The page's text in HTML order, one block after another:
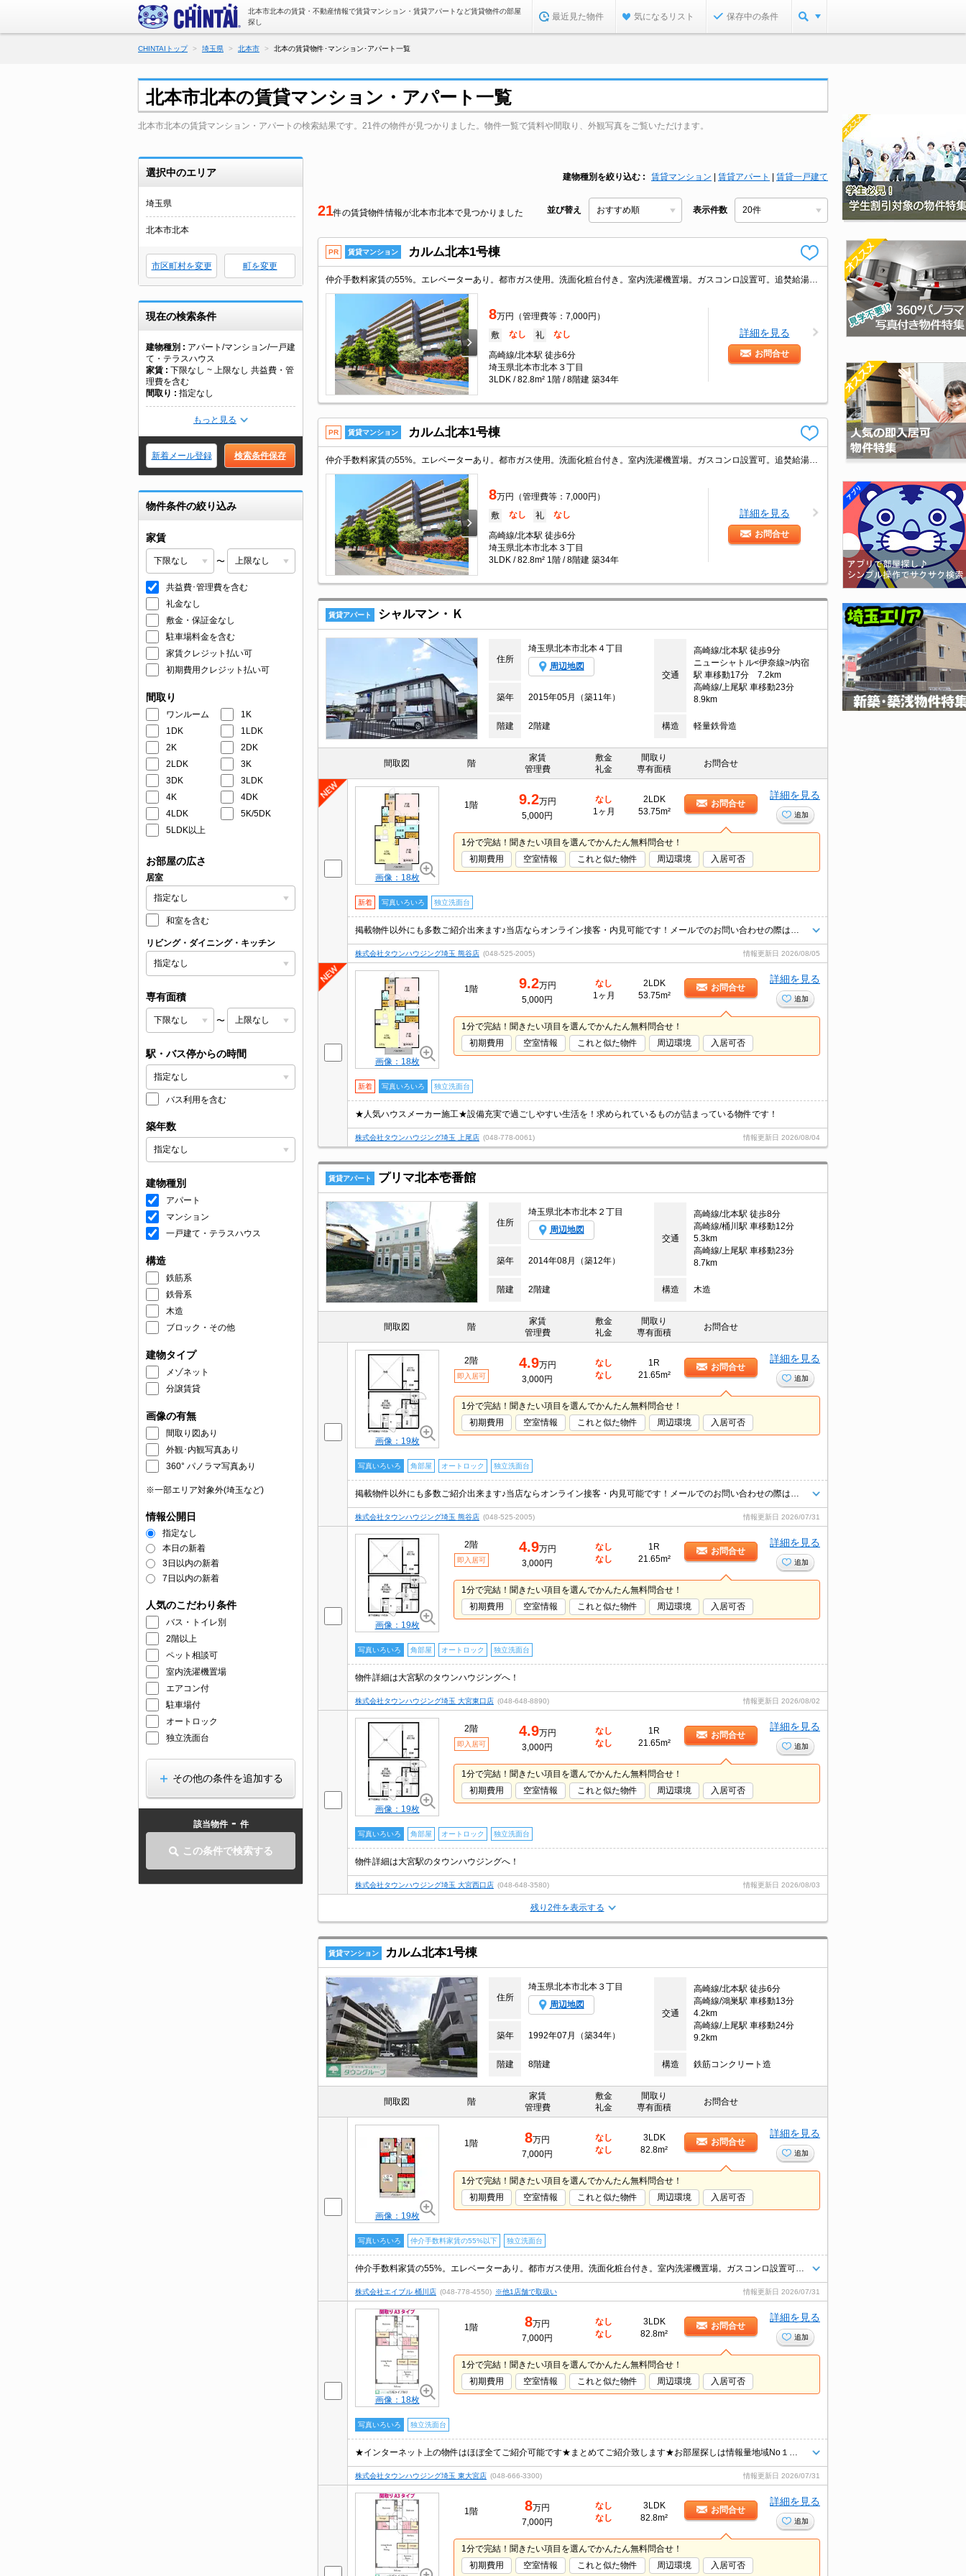
北本市北本の賃貸・不動産情報で賃貸マンション・賃貸アパートなど賃貸物件の部屋
探し
最近見た物件 気になるリスト 保存中の条件
CHINTAIトップ 埼玉県 北本市 北本の賃貸物件･マンション･アパート一覧
北本市北本の賃貸マンション・アパート一覧
北本市北本の賃貸マンション・アパートの検索結果です。21件の物件が見つかりました。物件一覧で賃料や間取り、外観写真をご覧いただけます。
選択中のエリア
埼玉県
北本市北本
市区町村を変更 町を変更
現在の検索条件
建物種別
アパート/マンション/一戸建
て・テラスハウス
家賃
下限なし ~ 上限なし 共益費・管
理費を含む
間取り
指定なし
もっと見る
新着メール登録 検索条件保存
物件条件の絞り込み
家賃
〜
共益費･管理費を含む
礼金なし
敷金・保証金なし
駐車場料金を含む
家賃クレジット払い可
初期費用クレジット払い可
間取り
ワンルーム
1K
1DK
1LDK
2K
2DK
2LDK
3K
3DK
3LDK
4K
4DK
4LDK
5K/5DK
5LDK以上
お部屋の広さ
居室
和室を含む
リビング・ダイニング・キッチン
専有面積
〜
駅・バス停からの時間
バス利用を含む
築年数
建物種別
アパート
マンション
一戸建て・テラスハウス
構造
鉄筋系
鉄骨系
木造
ブロック・その他
建物タイプ
メゾネット
分譲賃貸
画像の有無
間取り図あり
外観･内観写真あり
360° パノラマ写真あり
※一部エリア対象外(埼玉など)
情報公開日
指定なし
本日の新着
3日以内の新着
7日以内の新着
人気のこだわり条件
バス・トイレ別
2階以上
ペット相談可
室内洗濯機置場
エアコン付
駐車場付
オートロック
独立洗面台
その他の条件を追加する
該当物件 - 件
この条件で検索する
建物種別を絞り込む 賃貸マンション 賃貸アパート 賃貸一戸建て
21件の賃貸物件情報が北本市北本で見つかりました 並び替え 表示件数
PR 賃貸マンション カルム北本1号棟
8万円（管理費等：7,000円）
敷 なし 礼 なし
高崎線/北本駅 徒歩6分
埼玉県北本市北本３丁目
3LDK / 82.8m² 1階 / 8階建 築34年
詳細を見る
お問合せ
PR 賃貸マンション カルム北本1号棟
8万円（管理費等：7,000円）
敷 なし 礼 なし
高崎線/北本駅 徒歩6分
埼玉県北本市北本３丁目
3LDK / 82.8m² 1階 / 8階建 築34年
詳細を見る
お問合せ
賃貸アパート シャルマン・Ｋ
住所
埼玉県北本市北本４丁目
周辺地図
交通
高崎線/北本駅 徒歩9分
ニューシャトル<伊奈線>/内宿
駅 車移動17分 7.2km
高崎線/上尾駅 車移動23分
8.9km
築年 2015年05月（築11年）
階建 2階建 構造 軽量鉄骨造
間取図 階
家賃
管理費
敷金
礼金
間取り
専有面積
お問合せ
画像：18枚
1階 9.2万円
5,000円
なし
1ヶ月
2LDK
53.75m²
お問合せ
詳細を見る
追加
1分で完結！聞きたい項目を選んでかんたん無料問合せ！
初期費用
空室情報 これと似た物件 周辺環境 入居可否
新着 写真いろいろ 独立洗面台
株式会社タウンハウジング埼玉 熊谷店 (048-525-2005) 情報更新日 2026/08/05
画像：18枚
1階 9.2万円
5,000円
なし
1ヶ月
2LDK
53.75m²
お問合せ
詳細を見る
追加
1分で完結！聞きたい項目を選んでかんたん無料問合せ！
初期費用
空室情報 これと似た物件 周辺環境 入居可否
新着 写真いろいろ 独立洗面台
★人気ハウスメーカー施工★設備充実で過ごしやすい生活を！求められているものが詰まっている物件です！
株式会社タウンハウジング埼玉 上尾店 (048-778-0061) 情報更新日 2026/08/04
賃貸アパート プリマ北本壱番館
住所
埼玉県北本市北本２丁目
周辺地図
交通
高崎線/北本駅 徒歩8分
高崎線/桶川駅 車移動12分
5.3km
高崎線/上尾駅 車移動23分
8.7km
築年 2014年08月（築12年）
階建 2階建 構造 木造
間取図 階
家賃
管理費
敷金
礼金
間取り
専有面積
お問合せ
画像：19枚
2階
即入居可
4.9万円
3,000円
なし
なし
1R
21.65m²
お問合せ
詳細を見る
追加
1分で完結！聞きたい項目を選んでかんたん無料問合せ！
初期費用
空室情報 これと似た物件 周辺環境 入居可否
写真いろいろ 角部屋 オートロック 独立洗面台
株式会社タウンハウジング埼玉 熊谷店 (048-525-2005) 情報更新日 2026/07/31
画像：19枚
2階
即入居可
4.9万円
3,000円
なし
なし
1R
21.65m²
お問合せ
詳細を見る
追加
1分で完結！聞きたい項目を選んでかんたん無料問合せ！
初期費用
空室情報 これと似た物件 周辺環境 入居可否
写真いろいろ 角部屋 オートロック 独立洗面台
物件詳細は大宮駅のタウンハウジングへ！
株式会社タウンハウジング埼玉 大宮東口店 (048-648-8890) 情報更新日 2026/08/02
画像：19枚
2階
即入居可
4.9万円
3,000円
なし
なし
1R
21.65m²
お問合せ
詳細を見る
追加
1分で完結！聞きたい項目を選んでかんたん無料問合せ！
初期費用
空室情報 これと似た物件 周辺環境 入居可否
写真いろいろ 角部屋 オートロック 独立洗面台
物件詳細は大宮駅のタウンハウジングへ！
株式会社タウンハウジング埼玉 大宮西口店 (048-648-3580) 情報更新日 2026/08/03
残り2件を表示する
賃貸マンション カルム北本1号棟
住所
埼玉県北本市北本３丁目
周辺地図
交通
高崎線/北本駅 徒歩6分
高崎線/鴻巣駅 車移動13分
4.2km
高崎線/上尾駅 車移動24分
9.2km
築年 1992年07月（築34年）
階建 8階建 構造 鉄筋コンクリート造
間取図 階
家賃
管理費
敷金
礼金
間取り
専有面積
お問合せ
画像：19枚
1階 8万円
7,000円
なし
なし
3LDK
82.8m²
お問合せ
詳細を見る
追加
1分で完結！聞きたい項目を選んでかんたん無料問合せ！
初期費用
空室情報 これと似た物件 周辺環境 入居可否
写真いろいろ 仲介手数料家賃の55%以下 独立洗面台
株式会社エイブル 桶川店 (048-778-4550) ※他1店舗で取扱い 情報更新日 2026/07/31
画像：18枚
1階 8万円
7,000円
なし
なし
3LDK
82.8m²
お問合せ
詳細を見る
追加
1分で完結！聞きたい項目を選んでかんたん無料問合せ！
初期費用
空室情報 これと似た物件 周辺環境 入居可否
写真いろいろ 独立洗面台
株式会社タウンハウジング埼玉 東大宮店 (048-666-3300) 情報更新日 2026/07/31
1階 8万円
7,000円
なし
なし
3LDK
82.8m²
お問合せ
詳細を見る
追加
1分で完結！聞きたい項目を選んでかんたん無料問合せ！
初期費用
空室情報 これと似た物件 周辺環境 入居可否